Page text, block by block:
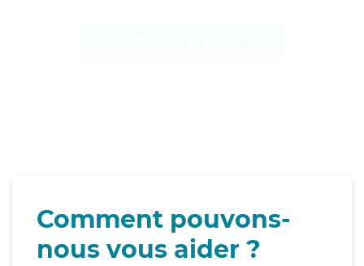
Comment pouvons-
nous vous aider ?